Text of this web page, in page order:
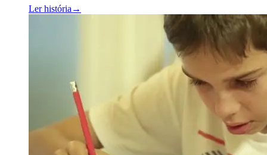
Ler história →